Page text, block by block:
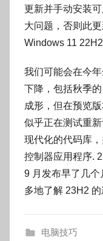
更新并手动安装
大问题，否则此
Windows 11 22H2
我们可能会在今
下降，包括秋季
成形，但在预览
似乎正在测试重
现代化的代码库
控制器应用程序.
9 月发布早了几
多地了解 23H2 的
电脑技巧